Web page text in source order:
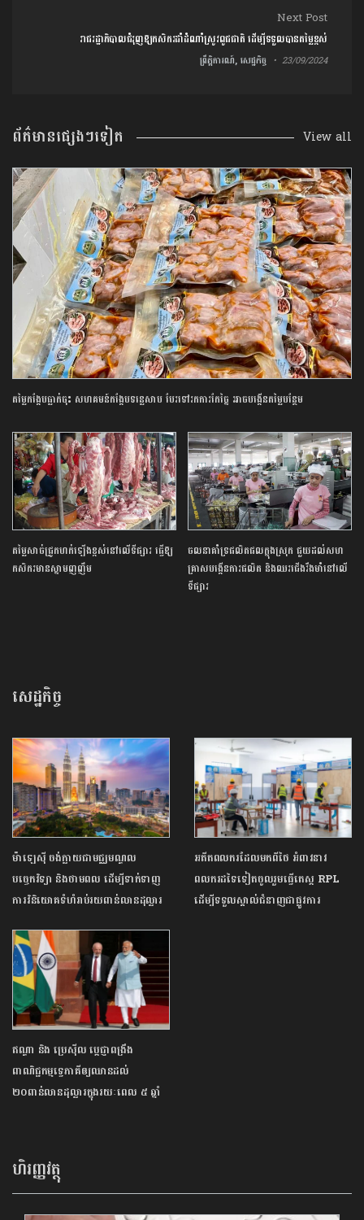
Next Post
រាជរដ្ឋាភិបាលជំរុញឱ្យកសិករដាំដំណាំស្រូវពូជជាតិ ដើម្បីទទួលបានតម្លៃខ្ពស់
ព្រឹត្តិការណ៍, សេដ្ឋកិច្ច 23/09/2024
ព័ត៌មានផ្សេងៗទៀត View all
តម្លៃ​កង្កែប​ធ្លាក់ចុះ​ សហគមន៍​កង្កែប​ទន្លេ​សាប ​បែរ​ទៅ​រក​ការ​កែច្នៃ​ ​អាច​បង្កើន​តម្លៃ​បន្ថែម​
តម្លៃ​សាច់​ជ្រូក​ហក់​ឡើង​ខ្ពស់​នៅលើ​ទីផ្សារ​ ធ្វើឱ្យ​
កសិករ​មាន​ស្នាមញញឹម​
ចលនា​គាំទ្រ​ផលិតផល​ក្នុង​ស្រុក​ ​ជួយ​ដល់​សហ
គ្រាស​បង្កើន​ការ​ផលិត​ និង​ឈរជើង​​រឹងមាំ​នៅលើ​
ទីផ្សារ​
សេដ្ឋកិច្ច
ម៉ាឡេស៊ី ចង់ក្លាយជាមជ្ឈមណ្ឌល
បច្ចេកវិទ្យា និងថាមពល ដើម្បីទាក់ទាញ
ការវិនិយោគទំហំរាប់រយពាន់លានដុល្លារ
អតីតពលករដែលមកពីថៃ អំពាវនាវ
ពលករដទៃទៀតចូលរួមធ្វើតេស្ត RPL
ដើម្បីទទួលស្គាល់ជំនាញជាផ្លូវការ
ឥណ្ឌា និង ប្រេស៊ីល ប្តេជ្ញាពង្រឹង
ពាណិជ្ជកម្មទ្វេភាគីឲ្យឈានដល់
២០ពាន់លានដុល្លារក្នុងរយៈពេល ៥ ឆ្នាំ
ហិរញ្ញវត្ថុ